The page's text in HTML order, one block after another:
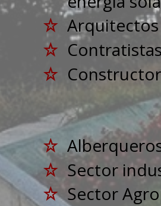
Arquitectos
Contratistas
Sector
Sector